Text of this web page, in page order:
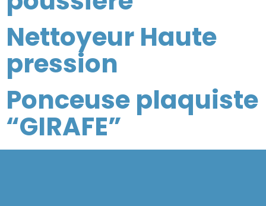
Nettoyeur Haute
pression
Ponceuse plaquiste
“GIRAFE”